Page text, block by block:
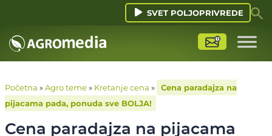
SVET POLJOPRIVREDE
Početna »Agro teme» Kretanje cena »
Cena paradajza na
pijacama pada, ponuda sve BOLJA!
Cena paradajza na pijacama